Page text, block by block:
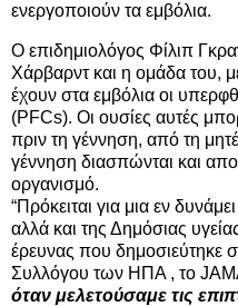
ενεργοποιούν τα εμβόλια.
Ο επιδημιολόγος Φίλιπ
Χάρβαρντ και η ομάδα του,
έχουν στα εμβόλια οι
(PFCs). Οι ουσίες αυτές
πριν τη γέννηση, από τη
γέννηση διασπώνται και
οργανισμό.
“Πρόκειται για μια εν
αλλά και της Δημόσιας
έρευνας που δημοσιεύτηκε
Συλλόγου των ΗΠΑ , το
όταν μελετούσαμε τις